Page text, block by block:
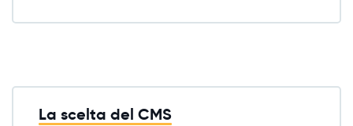
La scelta del CMS